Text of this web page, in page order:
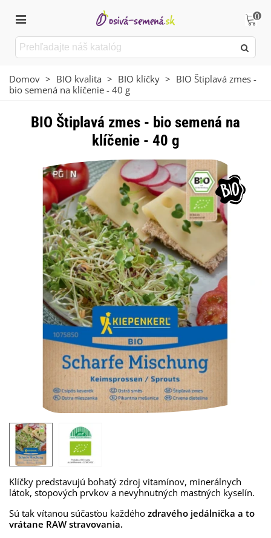
0
Domov > BIO kvalita > BIO klíčky > BIO Štiplavá zmes -
bio semená na klíčenie - 40 g
BIO Štiplavá zmes - bio semená na
klíčenie - 40 g
Klíčky predstavujú bohatý zdroj vitamínov, minerálnych
látok, stopových prvkov a nevyhnutných mastných kyselín.
Sú tak vítanou súčasťou každého zdravého jedálnička a to
vrátane RAW stravovania.